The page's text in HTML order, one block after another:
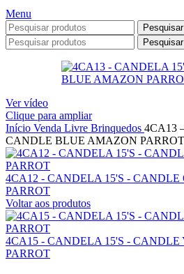
Menu
Pesquisar
Pesquisar
Ver vídeo
Clique para ampliar
Início Venda Livre Brinquedos 4CA13
CANDLE BLUE AMAZON PARROT
4CA12 - CANDELA 15'S -
PARROT
Voltar aos produtos
4CA15 - CANDELA 15'S -
PARROT